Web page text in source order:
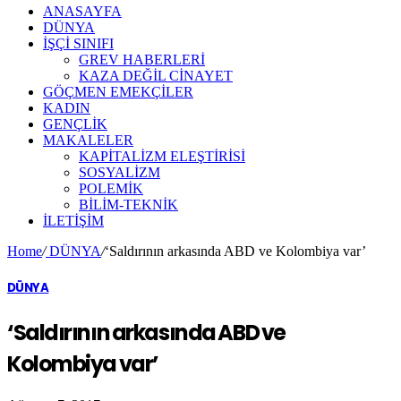
ANASAYFA
DÜNYA
İŞÇİ SINIFI
GREV HABERLERİ
KAZA DEĞİL CİNAYET
GÖÇMEN EMEKÇİLER
KADIN
GENÇLİK
MAKALELER
KAPİTALİZM ELEŞTİRİSİ
SOSYALİZM
POLEMİK
BİLİM-TEKNİK
ILETIŞIM
Home/DÜNYA/‘Saldırının arkasında ABD ve Kolombiya var’
DÜNYA
‘Saldırının arkasında ABD ve
Kolombiya var’